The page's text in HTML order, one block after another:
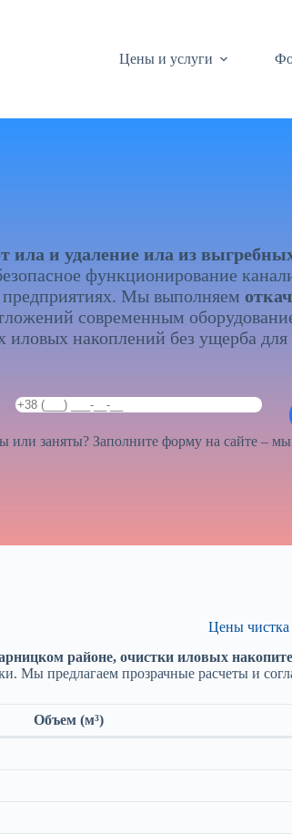
Цены и услуги
ила и удаление ила из
функционирование
предприятиях. Мы выполняем
современным
иловых накоплений без ущерба
или заняты? Заполните форму на сайте –
Цены
районе, очистки иловых
Мы предлагаем прозрачные расчеты и
Объем (м³)